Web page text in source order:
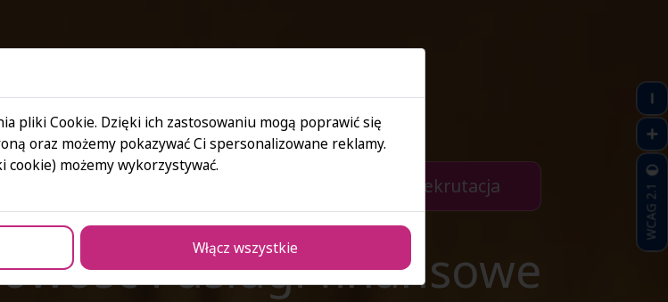
Zapisz się > E-rekrutacja
i usługi finansowe
WCAG 2.1
pliki Cookie. Dzięki ich zastosowaniu mogą poprawić się
oraz możemy pokazywać Ci spersonalizowane reklamy.
możemy wykorzystywać.
Włącz wszystkie